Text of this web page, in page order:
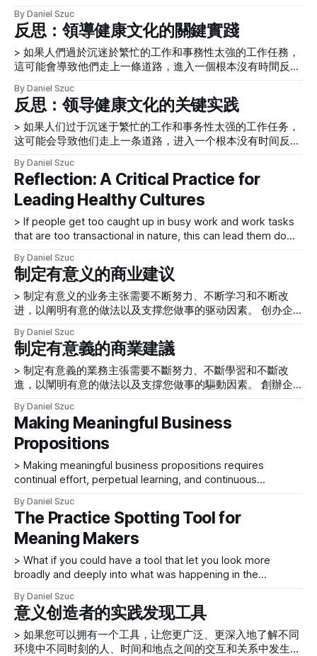
对话中。可能会出现这样的问题：两人在该访谈中所代表的角
色是否真实，以及他们所描绘的内容与真实的内容之间可能存
在哪些差距。 请通过这些问题来考虑你所经历的采访： * 你
做过哪
人們在工作中遇到的員工體驗（EX）的各種元素的現狀，對組
織獲取和保留人才的影響，以及我們對員工體驗的未來的展
望。 在這個系列中，我們將在混合工作安排的背景下探討一
些新興的工作場所趨勢，包括現場、辦公室內和遠端工作背景
題比以往任何時候都更加重要。 在我們這個系列的第一部分
中，員工體驗的重點是面試。 發揮你的真實性格 > 採訪者的
性格應該代表工作的地點和文化。 被採訪者也應該把他或她
的真實性格帶到談話中。 人們自然會把不同版本的自己帶到
他們工作的各種情況或環境中，強調廣泛的性格特徵，可能會
映射到具體的環境中。 面試的背景也不例外。 採訪者的性格
應該代表工作的地點和文化。 受訪者也應該把他或她的真實
性格帶到對話中。 可能會出現這樣的問題：兩人在該訪談中
所代表的角色是否真實，以及他們所描繪的內容與真實的內容
之間可能存在哪些差距。 請透過這些問題來考慮你所經歷的
採訪：
By Daniel Szuc
反思：領導健康文化的關鍵實踐
> 如果人們過於沉迷於繁忙的工作和事務性太強的工作任務，
這可能會導致他們走上一條道路，進入一個根本沒有時間反思
遍陷入了工作的忙碌之中。忙碌對工人來說可能是一種有吸引
力的模式，因為它可以給人一種印象，即他們對正在進行的工
作很重要。然而，如果人們過於沉迷於繁忙的工作和事務性太
強的工作任務，這會導致他們走上一條道路，進入一個根本沒
如何通知和處理他們的工作，以及他們如何在每天的決策中獲
得明確性。 在這篇文章中，我們將把反思作為一項重要的工
作實踐來研究，並概述你如何通過在學習和決策中應用深度反
思的策略來改善反思的實踐--無論是對你自己還是對你的組織
而言。我們還將考慮反思的空間、分析的單位和鏡頭，然後研
究反思在決策中的作用。最後，我們將討論建立MMW（Make
的好處，以及這對健康工作文化的貢獻。 實踐中的反思 > 你
可以定期進行反思......，為你的學習提供信息，改善決策。 人
們有時會錯誤地認為，反思需要很長的時間。
By Daniel Szuc
反思：领导健康文化的关键实践
> 如果人们过于沉迷于繁忙的工作和事务性太强的工作任务，
这可能会导致他们走上一条道路，进入一个根本没有时间反思
遍陷入了工作的忙碌之中。忙碌对工人来说可能是一种有吸引
力的模式，因为它可以给人一种印象，即他们对正在进行的工
作很重要。然而，如果人们过于沉迷于繁忙的工作和事务性太
强的工作任务，这会导致他们走上一条道路，进入一个根本没
有时间思考的空间。这是一个非常严重的问题，它影响到人们
如何通知和处理他们的工作，以及他们如何在每天的决策中获
得明确性。 在这篇文章中，我们将把反思作为一项重要的工
作实践来研究，并概述你如何通过在学习和决策中应用深度反
思的策略来改善反思的实践--无论是对你自己还是对你的组织
而言。我们还将考虑反思的空间、分析的单位和镜头，然后研
究反思在决策中的作用。最后，我们将讨论建立MMW（Make
的好处，以及这对健康工作文化的贡献。 实践中的反思 > 你
可以定期进行反思......，为你的学习提供信息，改善决策。 人
们有时会错误地认为，反思需要很长的时间。
By Daniel Szuc
Reflection: A Critical Practice for
Leading Healthy Cultures
> If people get too caught up in busy work and work tasks
that are too transactional in nature, this can lead them down
time to reflect. A common observation within organizations
of various sizes is that
By Daniel Szuc
制定有意义的商业建议
> 制定有意义的业务主张需要不断努力、不断学习和不断改
进，以阐明有意的做法以及支撑您做事的驱动因素。 创办企
定有意义的业务主张。制定有意义的业务主张需要不断努力、
不断学习和不断改进，以阐明有意的做法以及支撑您做事的驱
动因素。实现这一目标所必需的实践并非易事。事实上，它们
包括许多可以提供但并不总是承诺在业务中取得成功的机会的
阶段。我们在20 多年经营咨询业务的过程中学习并继续学习
它们，该业务探索产品和平台并考虑它们对专业发展的影响。
能力差距 > 了解……能力差距并学习如何通过实施精心策划、
清晰明确且结构合理的学习计划来填补这些差距，这对于专业
成熟和获得商业成功的机会至关重要。 当我们在20 多年前开
始我们的业务时，我们很幸运地将我们的知识建立在一个强大
的。在此背景下，他专注于项目咨询、促进内部研讨会以支持
方法、发展项目的内部客户关系以及参加外部会议。 这个基
础在帮助我们进行专业发展的咨询和从业者方面很有用，但它
By Daniel Szuc
制定有意義的商業建議
> 制定有意義的業務主張需要不斷努力、不斷學習和不斷改
進，以闡明有意的做法以及支撐您做事的驅動因素。 創辦企
定有意義的業務主張。制定有意義的業務主張需要不斷努力、
不斷學習和不斷改進，以闡明有意的做法以及支撐您做事的驅
動因素。實現這一目標所必需的實踐並非易事。事實上，它們
包括許多可以提供但並不總是承諾在業務中取得成功的機會的
因素。 在本文中，我們將描述制定有意義的業務建議的五個
階段。我們在 20 多年經營諮詢業務的過程中學習並繼續學習
它們，該業務探索產品和平台並考慮它們對專業發展的影響。
能力差距 > 了解……能力差距並學習如何通過實施精心策劃、
清晰明確且結構合理的學習計劃來填補這些差距，這對於專業
成熟和獲得商業成功的機會至關重要。 當我們在 20 多年前開
始我們的業務時，我們很幸運地將我們的知識建立在一個強大
的方法論之上，這是 Dan 從他在公司內的一個團隊工作時學
到的。在此背景下，他專注於項目諮詢、促進內部研討會以支
持方法、發展項目的內部客戶關係以及參加外部會議。 這個
基礎在幫助我們進行專業發展的諮詢和從業者方面很有用，但
它
By Daniel Szuc
Making Meaningful Business
Propositions
> Making meaningful business propositions requires
continual effort, perpetual learning, and continuous
that underpin why you do what you do. Starting a business,
running a business, and sustaining a business’s success
implies that we have considered how to make a meaningful
By Daniel Szuc
The Practice Spotting Tool for
Meaning Makers
> What if you could have a tool that let you look more
broadly and deeply into what was happening in the
and places across different moments in varied
environments? Imagine illustrating a timeline of your own life
and work experience. You might
By Daniel Szuc
意义创造者的实践发现工具
> 如果您可以拥有一个工具，让您更广泛、更深入地了解不同
环境中不同时刻的人、时间和地点之间的交互和关系中发生的